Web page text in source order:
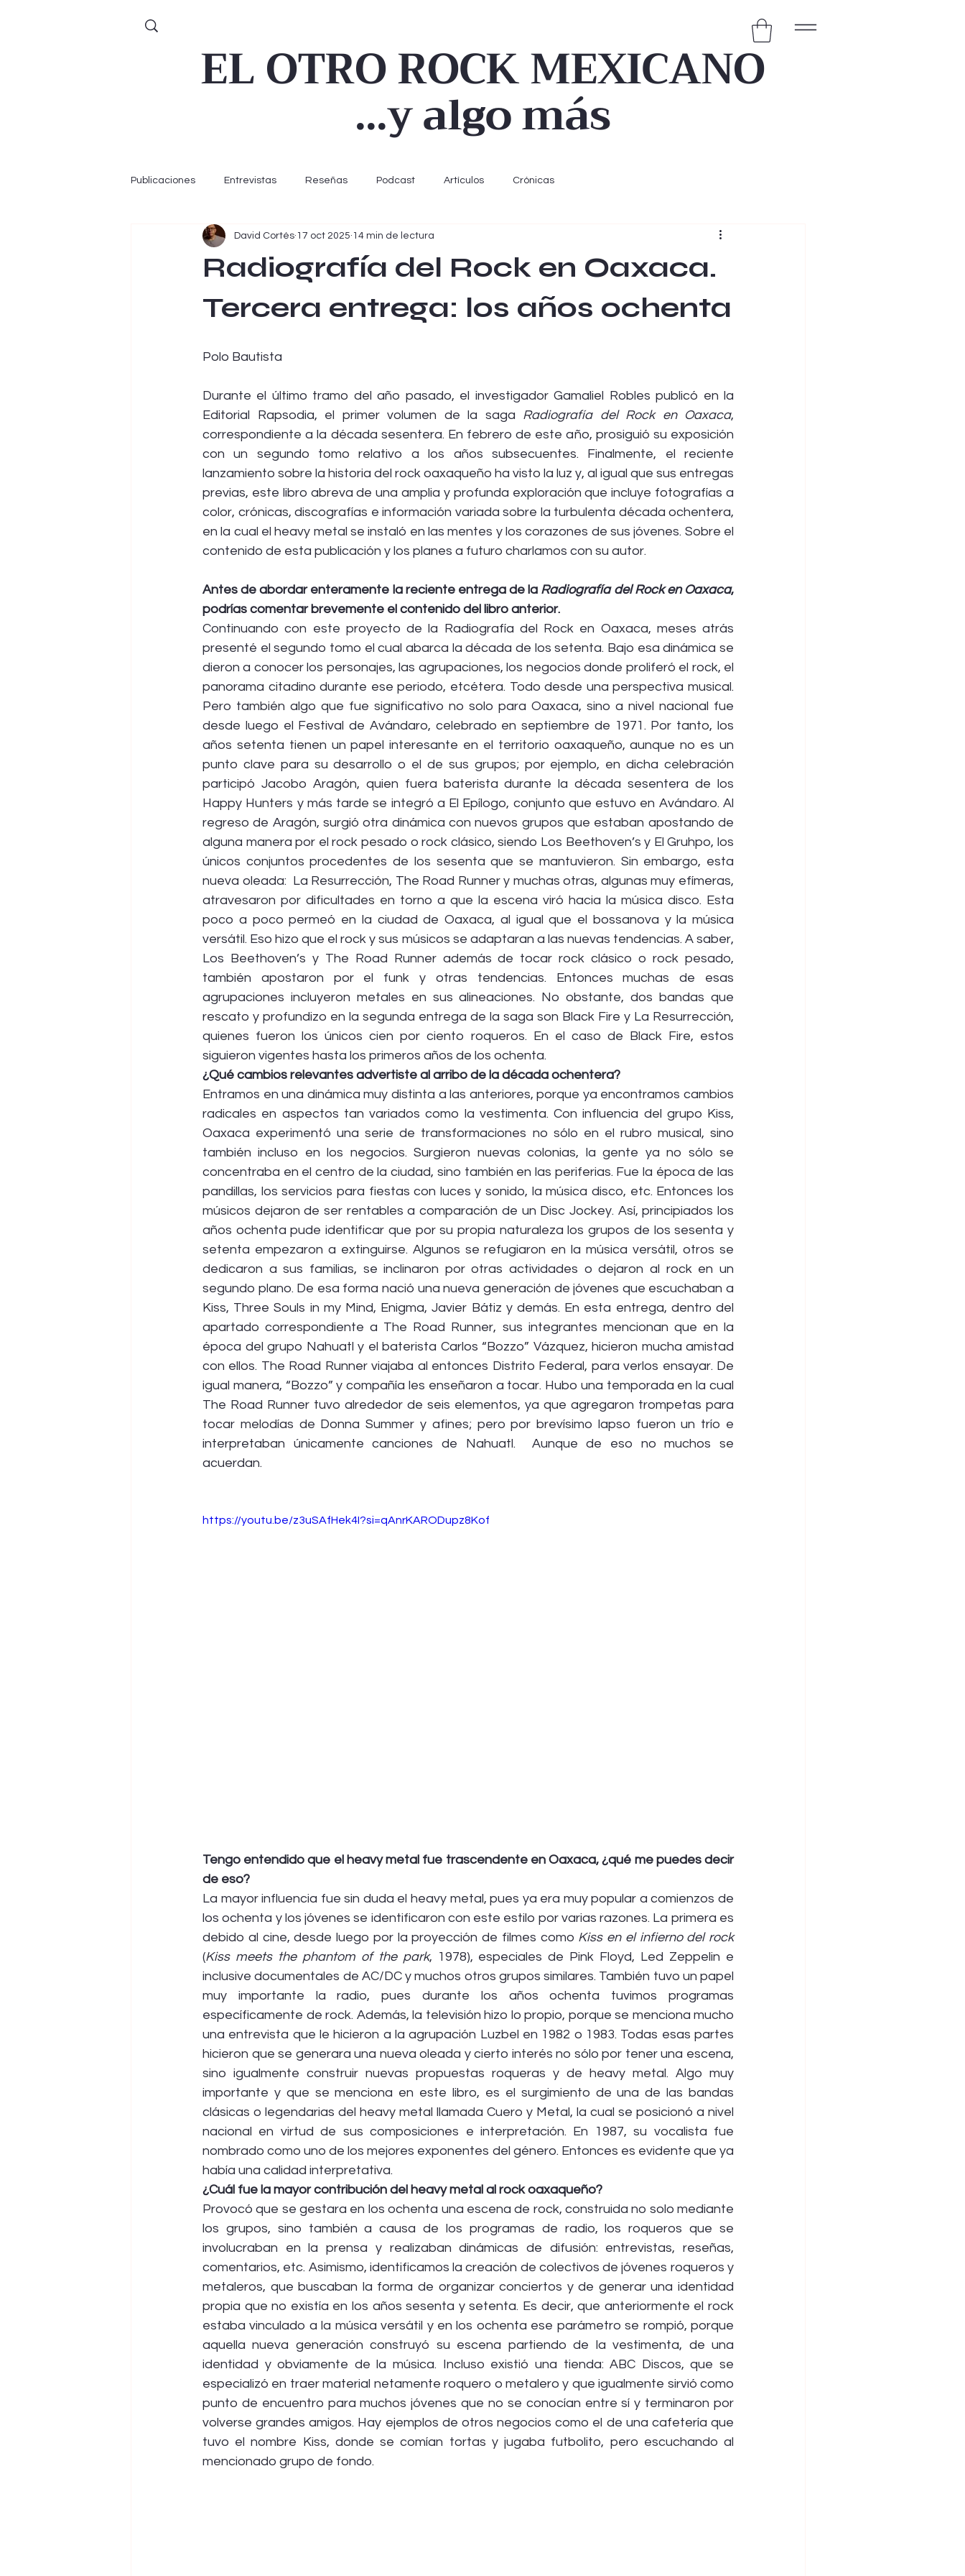
EL OTRO ROCK MEXICANO
...y algo más
Publicaciones Entrevistas Reseñas Podcast Artículos Crónicas
Radiografía del Rock en Oaxaca.
Tercera entrega: los años ochenta
David Cortés 17 oct 2025 14 min de lectura
Polo Bautista
Durante el último tramo del año pasado, el investigador Gamaliel Robles publicó en la
Editorial Rapsodia, el primer volumen de la saga Radiografía del Rock en Oaxaca,
correspondiente a la década sesentera. En febrero de este año, prosiguió su exposición
con un segundo tomo relativo a los años subsecuentes. Finalmente, el reciente
lanzamiento sobre la historia del rock oaxaqueño ha visto la luz y, al igual que sus entregas
previas, este libro abreva de una amplia y profunda exploración que incluye fotografías a
color, crónicas, discografías e información variada sobre la turbulenta década ochentera,
en la cual el heavy metal se instaló en las mentes y los corazones de sus jóvenes. Sobre el
contenido de esta publicación y los planes a futuro charlamos con su autor.
Antes de abordar enteramente la reciente entrega de la Radiografía del Rock en Oaxaca,
podrías comentar brevemente el contenido del libro anterior.
Continuando con este proyecto de la Radiografía del Rock en Oaxaca, meses atrás
presenté el segundo tomo el cual abarca la década de los setenta. Bajo esa dinámica se
dieron a conocer los personajes, las agrupaciones, los negocios donde proliferó el rock, el
panorama citadino durante ese periodo, etcétera. Todo desde una perspectiva musical.
Pero también algo que fue significativo no solo para Oaxaca, sino a nivel nacional fue
desde luego el Festival de Avándaro, celebrado en septiembre de 1971. Por tanto, los
años setenta tienen un papel interesante en el territorio oaxaqueño, aunque no es un
punto clave para su desarrollo o el de sus grupos; por ejemplo, en dicha celebración
participó Jacobo Aragón, quien fuera baterista durante la década sesentera de los
Happy Hunters y más tarde se integró a El Epílogo, conjunto que estuvo en Avándaro. Al
regreso de Aragón, surgió otra dinámica con nuevos grupos que estaban apostando de
alguna manera por el rock pesado o rock clásico, siendo Los Beethoven’s y El Gruhpo, los
únicos conjuntos procedentes de los sesenta que se mantuvieron. Sin embargo, esta
nueva oleada:  La Resurrección, The Road Runner y muchas otras, algunas muy efímeras,
atravesaron por dificultades en torno a que la escena viró hacia la música disco. Esta
poco a poco permeó en la ciudad de Oaxaca, al igual que el bossanova y la música
versátil. Eso hizo que el rock y sus músicos se adaptaran a las nuevas tendencias. A saber,
Los Beethoven’s y The Road Runner además de tocar rock clásico o rock pesado,
también apostaron por el funk y otras tendencias. Entonces muchas de esas
agrupaciones incluyeron metales en sus alineaciones. No obstante, dos bandas que
rescato y profundizo en la segunda entrega de la saga son Black Fire y La Resurrección,
quienes fueron los únicos cien por ciento roqueros. En el caso de Black Fire, estos
siguieron vigentes hasta los primeros años de los ochenta.
¿Qué cambios relevantes advertiste al arribo de la década ochentera?
Entramos en una dinámica muy distinta a las anteriores, porque ya encontramos cambios
radicales en aspectos tan variados como la vestimenta. Con influencia del grupo Kiss,
Oaxaca experimentó una serie de transformaciones no sólo en el rubro musical, sino
también incluso en los negocios. Surgieron nuevas colonias, la gente ya no sólo se
concentraba en el centro de la ciudad, sino también en las periferias. Fue la época de las
pandillas, los servicios para fiestas con luces y sonido, la música disco, etc. Entonces los
músicos dejaron de ser rentables a comparación de un Disc Jockey. Así, principiados los
años ochenta pude identificar que por su propia naturaleza los grupos de los sesenta y
setenta empezaron a extinguirse. Algunos se refugiaron en la música versátil, otros se
dedicaron a sus familias, se inclinaron por otras actividades o dejaron al rock en un
segundo plano. De esa forma nació una nueva generación de jóvenes que escuchaban a
Kiss, Three Souls in my Mind, Enigma, Javier Bátiz y demás. En esta entrega, dentro del
apartado correspondiente a The Road Runner, sus integrantes mencionan que en la
época del grupo Nahuatl y el baterista Carlos “Bozzo” Vázquez, hicieron mucha amistad
con ellos. The Road Runner viajaba al entonces Distrito Federal, para verlos ensayar. De
igual manera, “Bozzo” y compañía les enseñaron a tocar. Hubo una temporada en la cual
The Road Runner tuvo alrededor de seis elementos, ya que agregaron trompetas para
tocar melodías de Donna Summer y afines; pero por brevísimo lapso fueron un trío e
interpretaban únicamente canciones de Nahuatl.  Aunque de eso no muchos se
acuerdan.
https://youtu.be/z3uSAfHek4I?si=qAnrKARODupz8Kof
Tengo entendido que el heavy metal fue trascendente en Oaxaca, ¿qué me puedes decir
de eso?
La mayor influencia fue sin duda el heavy metal, pues ya era muy popular a comienzos de
los ochenta y los jóvenes se identificaron con este estilo por varias razones. La primera es
debido al cine, desde luego por la proyección de filmes como
Kiss en el infierno del rock
(Kiss meets the phantom of the park, 1978), especiales de Pink Floyd, Led Zeppelin e
inclusive documentales de AC/DC y muchos otros grupos similares. También tuvo un papel
muy importante la radio, pues durante los años ochenta tuvimos programas
específicamente de rock. Además, la televisión hizo lo propio, porque se menciona mucho
una entrevista que le hicieron a la agrupación Luzbel en 1982 o 1983. Todas esas partes
hicieron que se generara una nueva oleada y cierto interés no sólo por tener una escena,
sino igualmente construir nuevas propuestas roqueras y de heavy metal. Algo muy
importante y que se menciona en este libro, es el surgimiento de una de las bandas
clásicas o legendarias del heavy metal llamada Cuero y Metal, la cual se posicionó a nivel
nacional en virtud de sus composiciones e interpretación. En 1987, su vocalista fue
nombrado como uno de los mejores exponentes del género. Entonces es evidente que ya
había una calidad interpretativa.
¿Cuál fue la mayor contribución del heavy metal al rock oaxaqueño?
Provocó que se gestara en los ochenta una escena de rock, construida no solo mediante
los grupos, sino también a causa de los programas de radio, los roqueros que se
involucraban en la prensa y realizaban dinámicas de difusión: entrevistas, reseñas,
comentarios, etc. Asimismo, identificamos la creación de colectivos de jóvenes roqueros y
metaleros, que buscaban la forma de organizar conciertos y de generar una identidad
propia que no existía en los años sesenta y setenta. Es decir, que anteriormente el rock
estaba vinculado a la música versátil y en los ochenta ese parámetro se rompió, porque
aquella nueva generación construyó su escena partiendo de la vestimenta, de una
identidad y obviamente de la música. Incluso existió una tienda: ABC Discos, que se
especializó en traer material netamente roquero o metalero y que igualmente sirvió como
punto de encuentro para muchos jóvenes que no se conocían entre sí y terminaron por
volverse grandes amigos. Hay ejemplos de otros negocios como el de una cafetería que
tuvo el nombre Kiss, donde se comían tortas y jugaba futbolito, pero escuchando al
mencionado grupo de fondo.